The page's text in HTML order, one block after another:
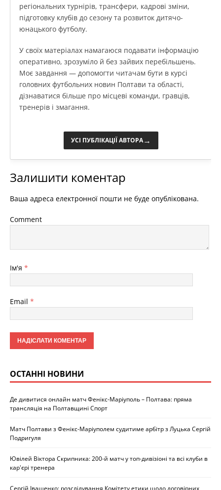
регіональних турнірів, трансфери, кадрові зміни,
підготовку клубів до сезону та розвиток дитячо-
юнацького футболу.
У своїх матеріалах намагаюся подавати інформацію
оперативно, зрозуміло й без зайвих перебільшень.
Моє завдання — допомогти читачам бути в курсі
головних футбольних новин Полтави та області,
дізнаватися більше про місцеві команди, гравців,
тренерів і змагання.
УСІ ПУБЛІКАЦІЇ АВТОРА→
Залишити коментар
Ваша адреса електронної пошти не буде опублікована.
Comment
Ім'я *
Email *
ОСТАННІ НОВИНИ
Де дивитися онлайн матч Фенікс-Маріуполь – Полтава: пряма
трансляція на Полтавщині Спорт
Матч Полтави з Фенікс-Маріуполем судитиме арбітр з Луцька Сергій
Подригуля
Ювілей Віктора Скрипника: 200-й матч у топ-дивізіоні та всі клуби в
кар'єрі тренера
Сергій Іващенко: розслідування Комітету етики щодо договірних